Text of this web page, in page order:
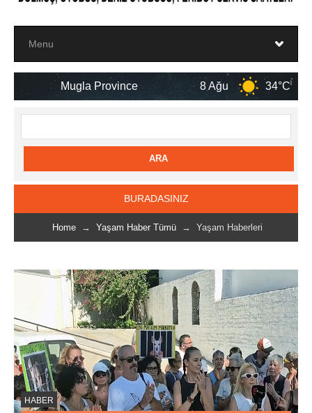
Province 8 Ağu 34°C 9 Ağu
BURADASINIZ
Home→ Yaşam Haber Tümü→ Yaşam Haberleri
HABER